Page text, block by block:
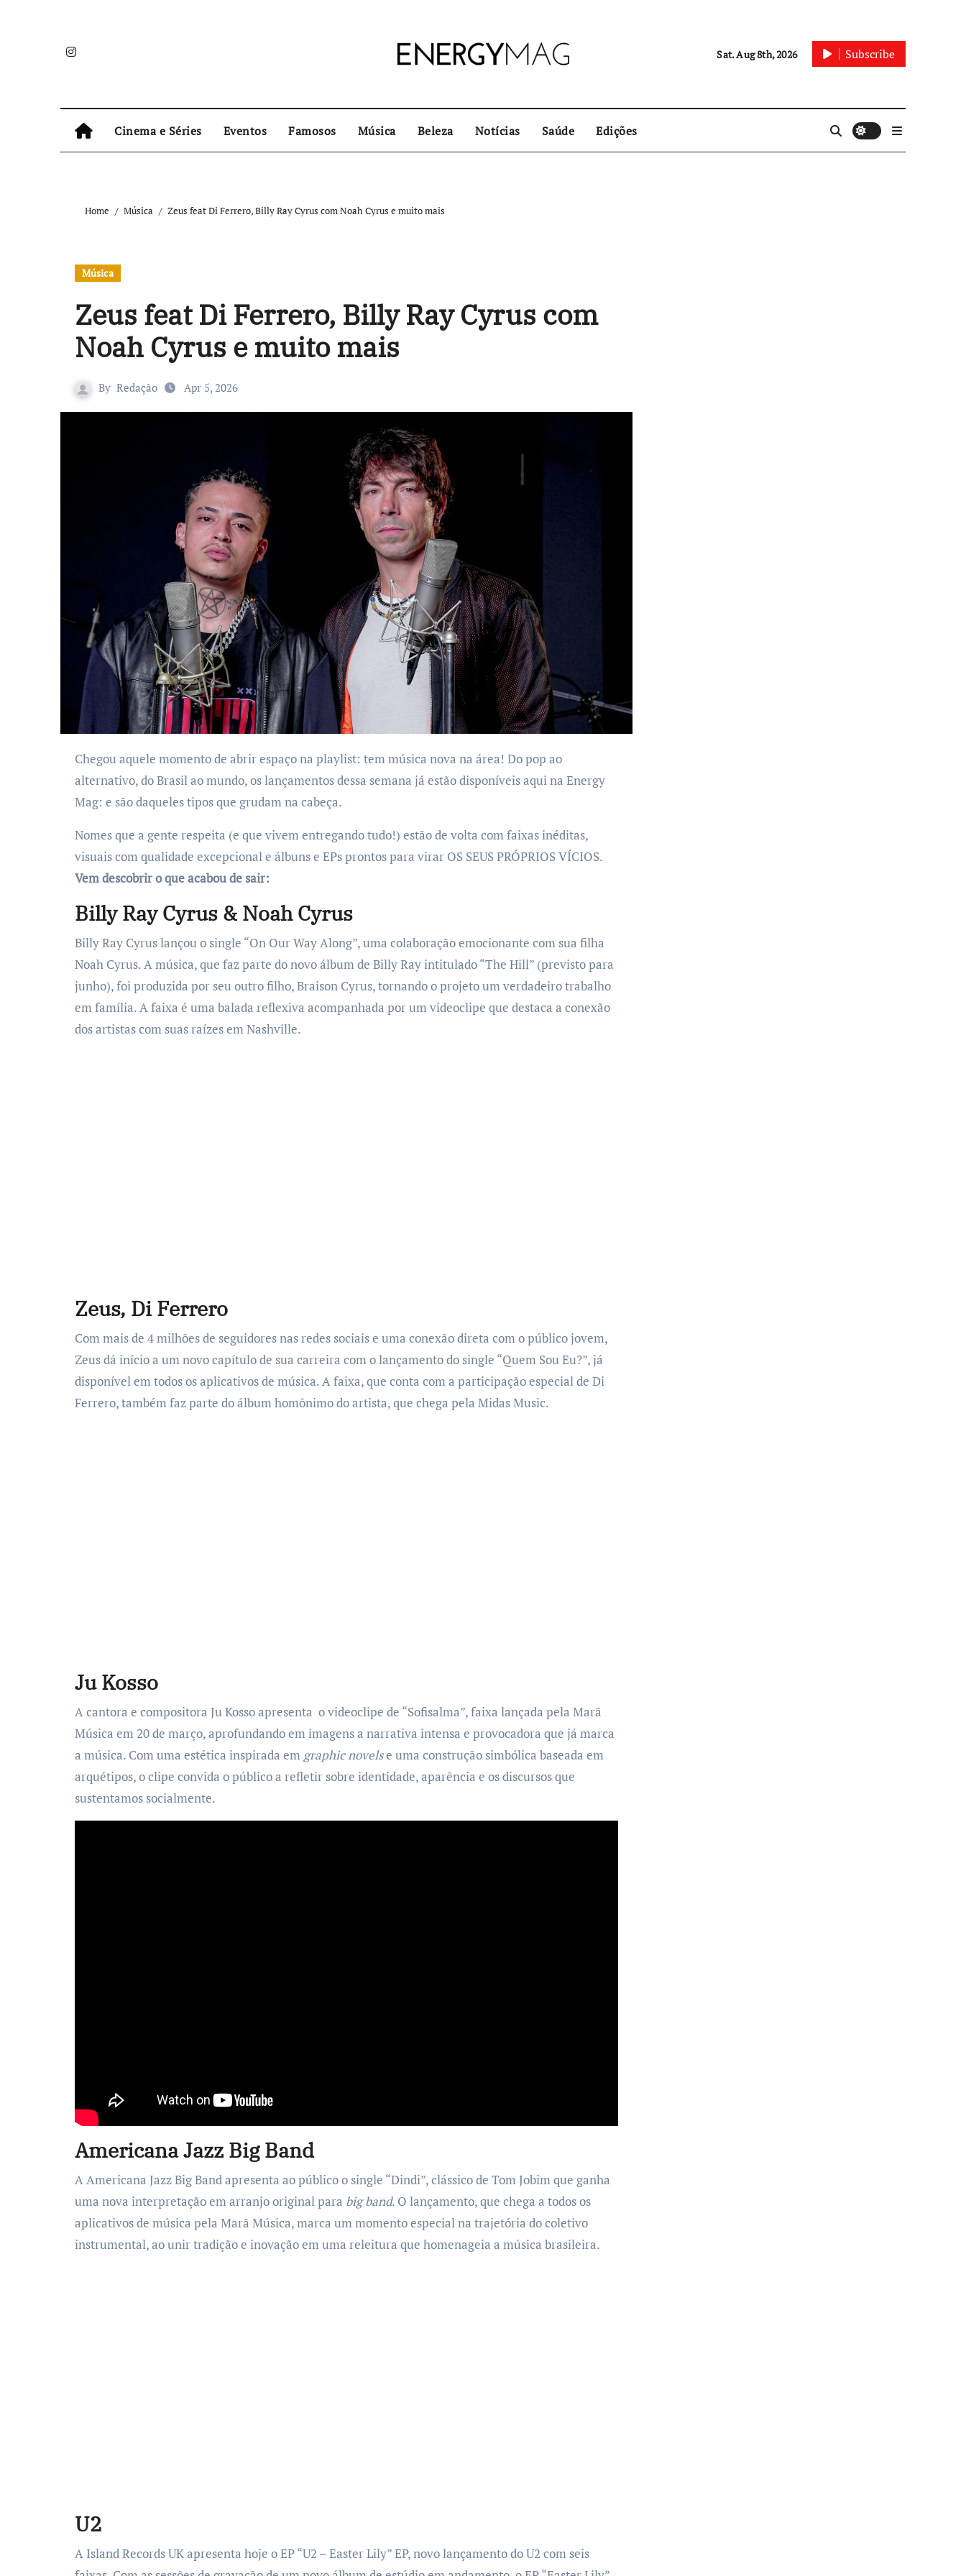
Sat. Aug 8th, 2026 Subscribe
Cinema e Séries Eventos Famosos Música Beleza Notícias Saúde Edições
Home Música Zeus feat Di Ferrero, Billy Ray Cyrus com Noah Cyrus e muito mais
Música
Zeus feat Di Ferrero, Billy Ray Cyrus com
Noah Cyrus e muito mais
By Redação Apr 5, 2026
Chegou aquele momento de abrir espaço na playlist: tem música nova na área! Do pop ao
alternativo, do Brasil ao mundo, os lançamentos dessa semana já estão disponíveis aqui na Energy
Mag: e são daqueles tipos que grudam na cabeça.
Nomes que a gente respeita (e que vivem entregando tudo!) estão de volta com faixas inéditas,
visuais com qualidade excepcional e álbuns e EPs prontos para virar OS SEUS PRÓPRIOS VÍCIOS.
Vem descobrir o que acabou de sair:
Billy Ray Cyrus & Noah Cyrus
Billy Ray Cyrus lançou o single “On Our Way Along”, uma colaboração emocionante com sua filha
Noah Cyrus. A música, que faz parte do novo álbum de Billy Ray intitulado “The Hill” (previsto para
junho), foi produzida por seu outro filho, Braison Cyrus, tornando o projeto um verdadeiro trabalho
em família. A faixa é uma balada reflexiva acompanhada por um videoclipe que destaca a conexão
dos artistas com suas raízes em Nashville.
Zeus, Di Ferrero
Com mais de 4 milhões de seguidores nas redes sociais e uma conexão direta com o público jovem,
Zeus dá início a um novo capítulo de sua carreira com o lançamento do single “Quem Sou Eu?”, já
disponível em todos os aplicativos de música. A faixa, que conta com a participação especial de Di
Ferrero, também faz parte do álbum homônimo do artista, que chega pela Midas Music.
Ju Kosso
A cantora e compositora Ju Kosso apresenta o videoclipe de “Sofisalma”, faixa lançada pela Marã
Música em 20 de março, aprofundando em imagens a narrativa intensa e provocadora que já marca
a música. Com uma estética inspirada em graphic novelse uma construção simbólica baseada em
arquétipos, o clipe convida o público a refletir sobre identidade, aparência e os discursos que
sustentamos socialmente.
Americana Jazz Big Band
A Americana Jazz Big Band apresenta ao público o single “Dindi”, clássico de Tom Jobim que ganha
uma nova interpretação em arranjo original para big band. O lançamento, que chega a todos os
aplicativos de música pela Marã Música, marca um momento especial na trajetória do coletivo
instrumental, ao unir tradição e inovação em uma releitura que homenageia a música brasileira.
U2
A Island Records UK apresenta hoje o EP “U2 – Easter Lily” EP, novo lançamento do U2 com seis